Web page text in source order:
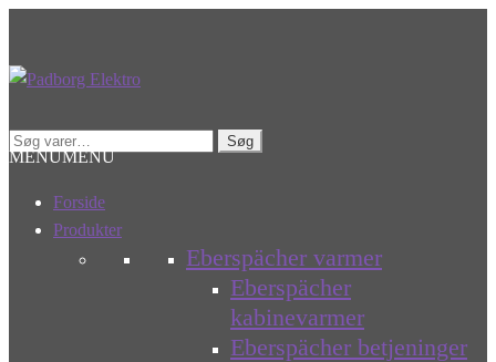
Spring
Spring
Søg
efter:
Søg
MENUMENU
Forside
Produkter
Eberspächer varmer
Eberspächer
kabinevarmer
Eberspächer betjeninger